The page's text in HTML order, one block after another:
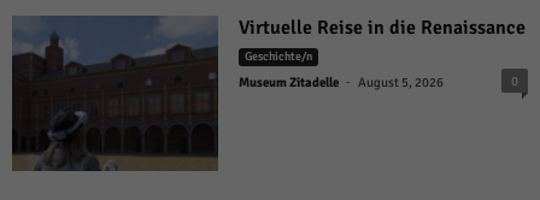
Virtuelle Reise in die Renaissance
Geschichte/n
Museum Zitadelle - August 5, 2026 0